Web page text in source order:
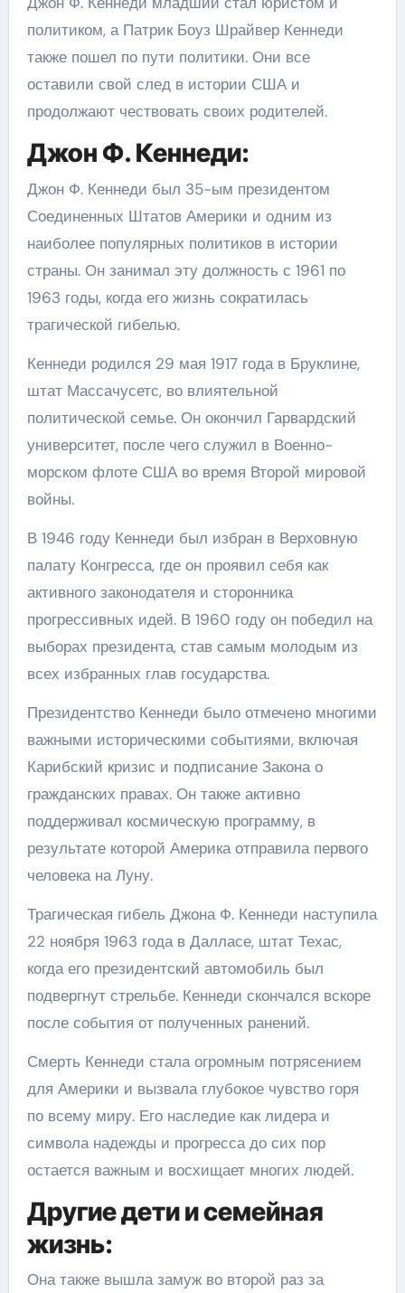
политиком, а Патрик Боуз Шрайвер Кеннеди
также пошел по пути политики. Они все
оставили свой след в истории США и
продолжают чествовать своих родителей.
Джон Ф. Кеннеди:
Джон Ф. Кеннеди был 35-ым президентом
Соединенных Штатов Америки и одним из
наиболее популярных политиков в истории
страны. Он занимал эту должность с 1961 по
1963 годы, когда его жизнь сократилась
трагической гибелью.
Кеннеди родился 29 мая 1917 года в Бруклине,
штат Массачусетс, во влиятельной
политической семье. Он окончил Гарвардский
университет, после чего служил в Военно-
морском флоте США во время Второй мировой
войны.
В 1946 году Кеннеди был избран в Верховную
палату Конгресса, где он проявил себя как
активного законодателя и сторонника
прогрессивных идей. В 1960 году он победил на
выборах президента, став самым молодым из
всех избранных глав государства.
Президентство Кеннеди было отмечено многими
важными историческими событиями, включая
Карибский кризис и подписание Закона о
гражданских правах. Он также активно
поддерживал космическую программу, в
результате которой Америка отправила первого
человека на Луну.
Трагическая гибель Джона Ф. Кеннеди наступила
22 ноября 1963 года в Далласе, штат Техас,
когда его президентский автомобиль был
подвергнут стрельбе. Кеннеди скончался вскоре
после события от полученных ранений.
Смерть Кеннеди стала огромным потрясением
для Америки и вызвала глубокое чувство горя
по всему миру. Его наследие как лидера и
символа надежды и прогресса до сих пор
остается важным и восхищает многих людей.
Другие дети и семейная
жизнь:
Она также вышла замуж во второй раз за